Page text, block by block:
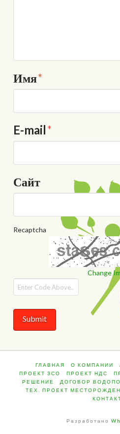
Имя*
E-mail*
Сайт
Recaptcha
Change
ГЛАВНАЯ О КОМПАНИИ
ПРОЕКТ ЗСО
ПРОЕКТ НДС
РЕШЕНИЕ
ДОГОВОР
ТЕХ. ПРОЕКТ
Разработано